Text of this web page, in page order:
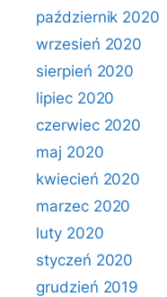
październik 2020
wrzesień 2020
sierpień 2020
lipiec 2020
czerwiec 2020
maj 2020
kwiecień 2020
marzec 2020
luty 2020
styczeń 2020
grudzień 2019